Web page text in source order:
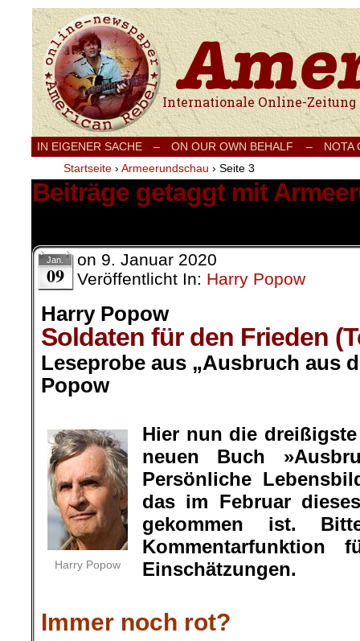
Internationale Onlinezeitung für Frieden,
IN EIGENER SACHE – ON OUR OWN BEHALF –
NOTA
Startseite › Armeerundschau › Seite 3
Beiträge getaggt mit
Jan.
09
on 9. Januar 2020
Veröffentlicht In: Harry Popow
Harry Popow
Soldaten für den Frieden
Leseprobe aus „Ausbruch aus
Popow
Harry Popow
Hier nun die
neuen Buch
Persönliche
das im Februar
gekommen ist.
Einschätzungen.
Immer noch rot?